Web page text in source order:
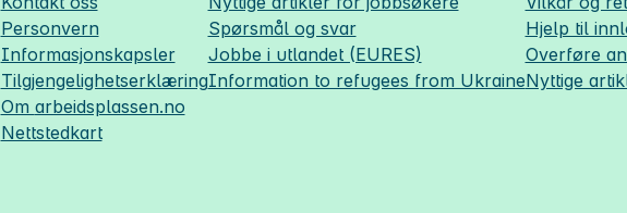
Personvern
Informasjonskapsler
Tilgjengelighetserklæring
Om arbeidsplassen.no
Nettstedkart
Spørsmål og svar
Jobbe i utlandet (EURES)
Information to refugees from Ukraine
Hjelp til
Overføre
Nyttige